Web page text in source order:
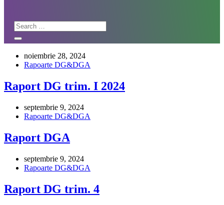
noiembrie 28, 2024
Rapoarte DG&DGA
Raport DG trim. I 2024
septembrie 9, 2024
Rapoarte DG&DGA
Raport DGA
septembrie 9, 2024
Rapoarte DG&DGA
Raport DG trim. 4